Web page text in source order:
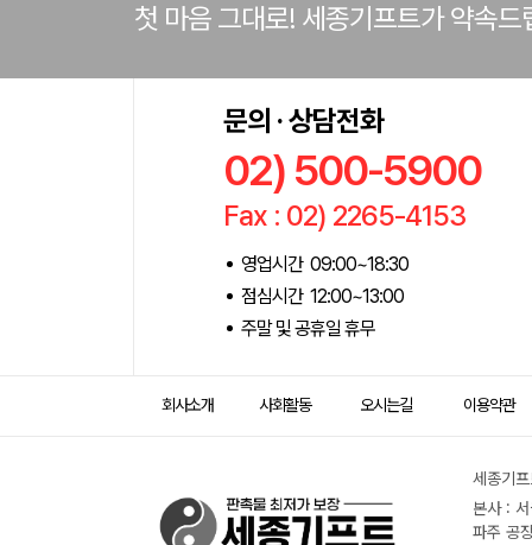
첫 마음 그대로! 세종기프트가 약속드
문의 · 상담전화
02) 500-5900
Fax : 02) 2265-4153
영업시간 09:00~18:30
점심시간 12:00~13:00
주말 및 공휴일 휴무
회사소개 사회활동 오시는길 이용약관
세종기
본사 :
파주 공